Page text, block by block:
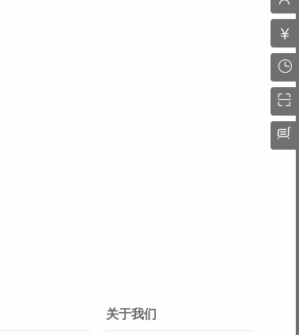
关于我们